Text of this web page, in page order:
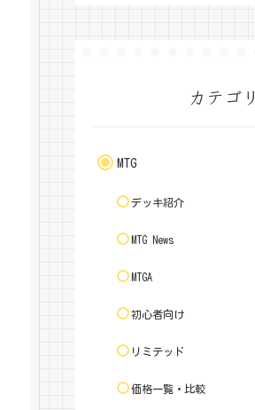
カテゴリ
MTG
デッキ紹介
MTG News
MTGA
初心者向け
リミテッド
価格一覧・比較